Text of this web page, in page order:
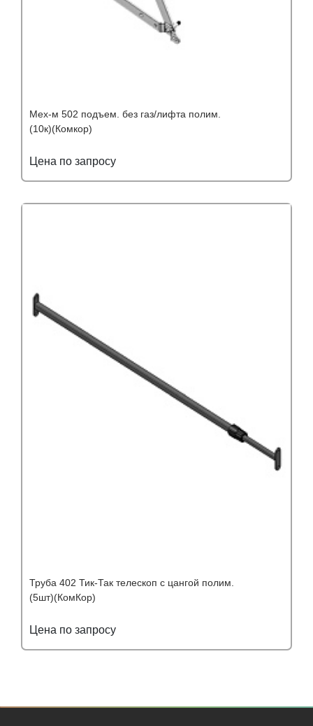
Мех-м 502 подъем. без газ/лифта полим.
(10к)(Комкор)
Цена по запросу
Труба 402 Тик-Так телескоп с цангой полим.
(5шт)(КомКор)
Цена по запросу